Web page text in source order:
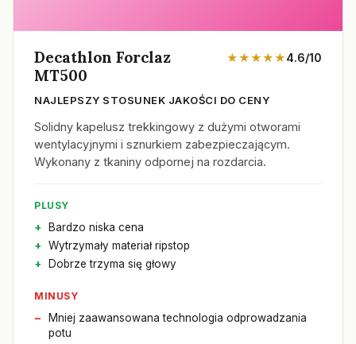
Decathlon Forclaz
MT500
★★★★★4.6/10
NAJLEPSZY STOSUNEK JAKOŚCI DO CENY
Solidny kapelusz trekkingowy z dużymi otworami
wentylacyjnymi i sznurkiem zabezpieczającym.
Wykonany z tkaniny odpornej na rozdarcia.
PLUSY
Bardzo niska cena
Wytrzymały materiał ripstop
Dobrze trzyma się głowy
MINUSY
Mniej zaawansowana technologia odprowadzania
potu